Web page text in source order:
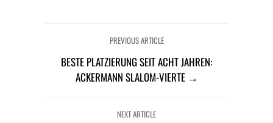
PREVIOUS ARTICLE
BESTE PLATZIERUNG SEIT ACHT JAHREN:
ACKERMANN SLALOM-VIERTE →
NEXT ARTICLE